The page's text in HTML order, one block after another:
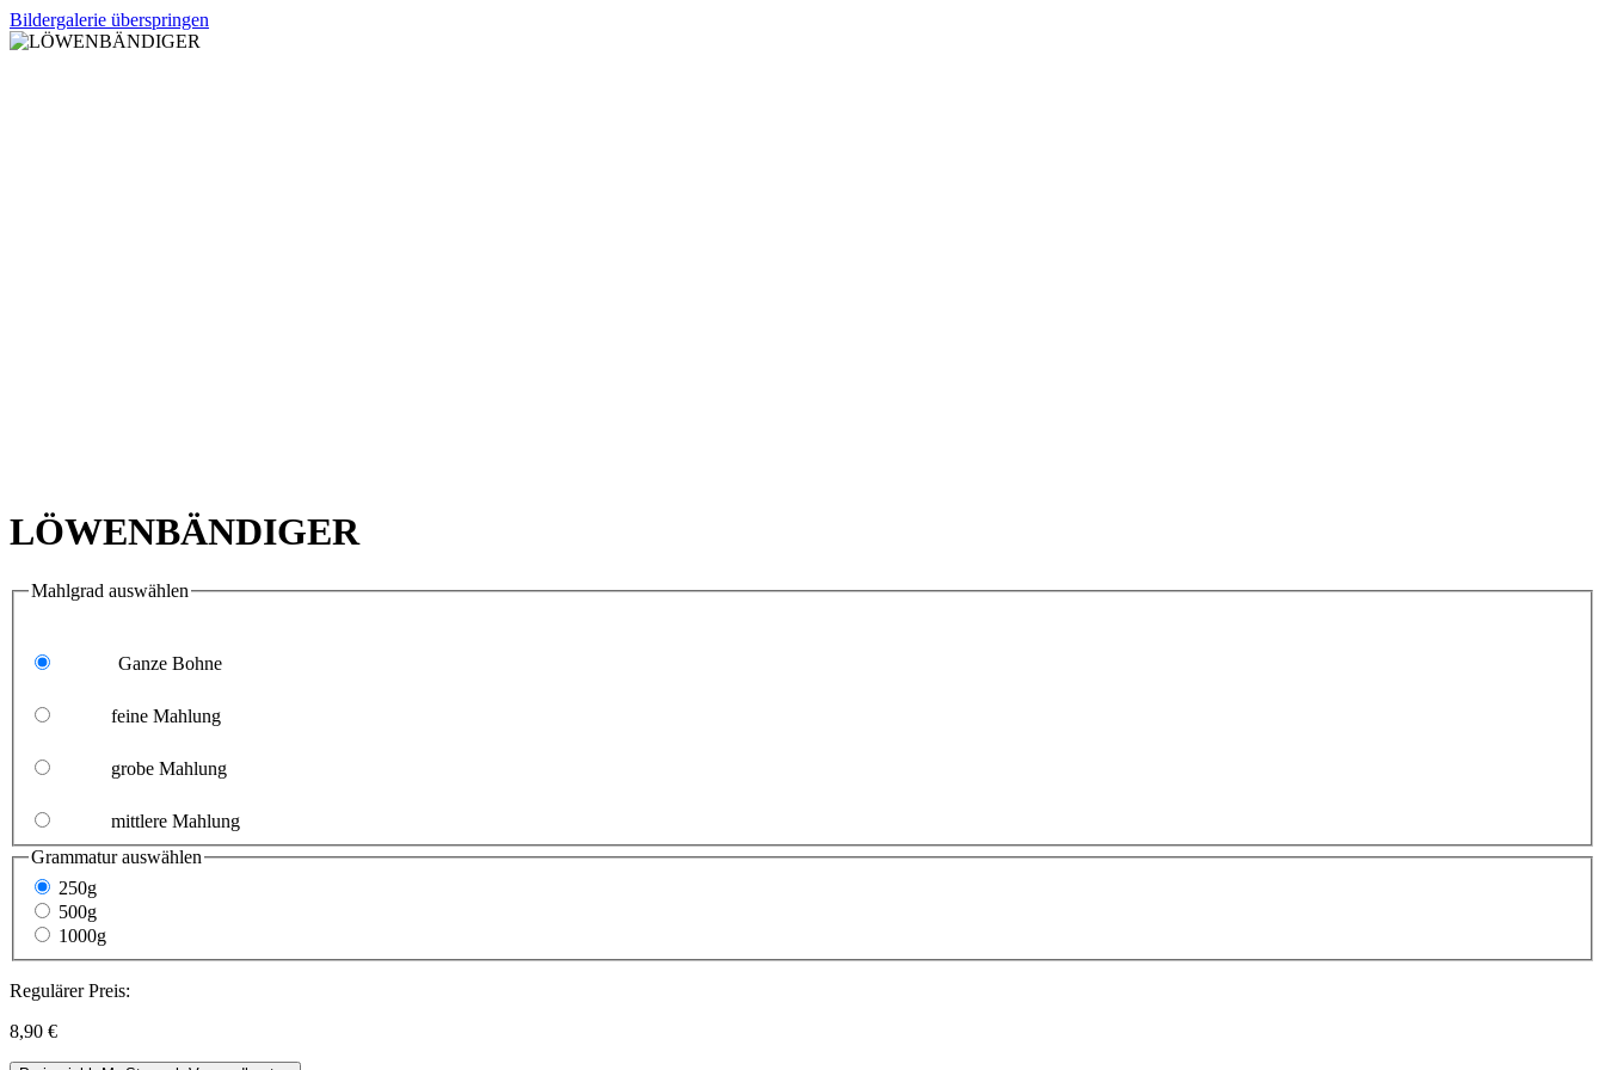
Bildergalerie überspringen
LÖWENBÄNDIGER
Mahlgrad auswählen
Ganze Bohne
feine Mahlung
grobe Mahlung
mittlere Mahlung
Grammaturauswählen
250g
500g
1000g
Regulärer Preis:
8,90 €